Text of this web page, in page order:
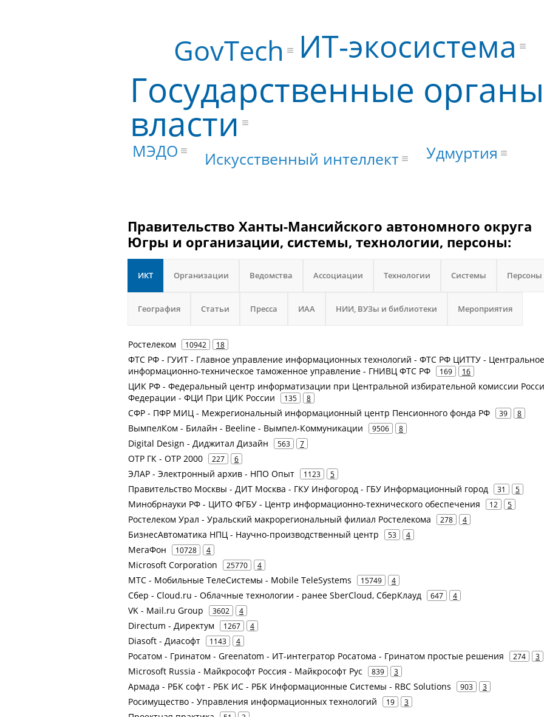
Государственные органы
власти
ИТ-экосистема
GovTech
МЭДО Искусственный интеллект Удмуртия
Правительство Ханты-Мансийского автономного округа
Югры и организации, системы, технологии, персоны:
ИКТ Организации Ведомства Ассоциации Технологии Системы Персоны
География Статьи Пресса ИАА НИИ, ВУЗы и библиотеки Мероприятия
Ростелеком 10942 18
ФТС РФ - ГУИТ - Главное управление информационных технологий - ФТС РФ ЦИТТУ - Центральное
информационно-техническое таможенное управление - ГНИВЦ ФТС РФ
169 16
ЦИК РФ - Федеральный центр информатизации при Центральной избирательной комиссии
Федерации - ФЦИ При ЦИК России
135 8
СФР - ПФР МИЦ - Межрегиональный информационный центр Пенсионного фонда РФ 39 8
ВымпелКом - Билайн - Beeline - Вымпел-Коммуникации 9506 8
Digital Design - Диджитал Дизайн 563 7
ОТР ГК - ОТР 2000 227 6
ЭЛАР - Электронный архив - НПО Опыт 1123 5
Правительство Москвы - ДИТ Москва - ГКУ Инфогород - ГБУ Информационный город 31 5
Минобрнауки РФ - ЦИТО ФГБУ - Центр информационно-технического обеспечения 12 5
Ростелеком Урал - Уральский макрорегиональный филиал Ростелекома 278 4
БизнесАвтоматика НПЦ - Научно-производственный центр 53 4
МегаФон 10728 4
Microsoft Corporation 25770 4
МТС - Мобильные ТелеСистемы - Mobile TeleSystems 15749 4
Сбер - Cloud.ru - Облачные технологии - ранее SberCloud, СберКлауд 647 4
VK - Mail.ru Group 3602 4
Directum - Директум 1267 4
Diasoft - Диасофт 1143 4
Росатом - Гринатом - Greenatom - ИТ-интегратор Росатома - Гринатом простые решения 274 3
Microsoft Russia - Майкрософт Россия - Майкрософт Рус 839 3
Армада - РБК софт - РБК ИС - РБК Информационные Системы - RBC Solutions 903 3
Росимущество - Управления информационных технологий 19 3